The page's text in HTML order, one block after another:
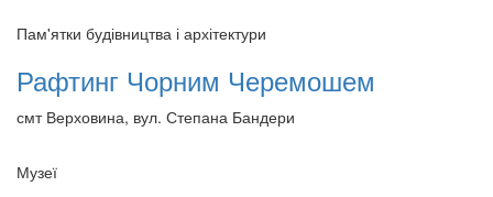
Пам'ятки будівництва і архітектури
Рафтинг Чорним Черемошем
смт Верховина, вул. Степана Бандери
Музеї